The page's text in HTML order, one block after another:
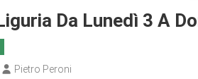
Da Lunedì 3 A
Pietro Peroni